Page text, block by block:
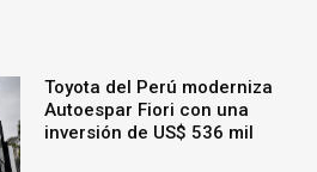
Toyota del Perú moderniza
Autoespar Fiori con una
inversión de US$ 536 mil